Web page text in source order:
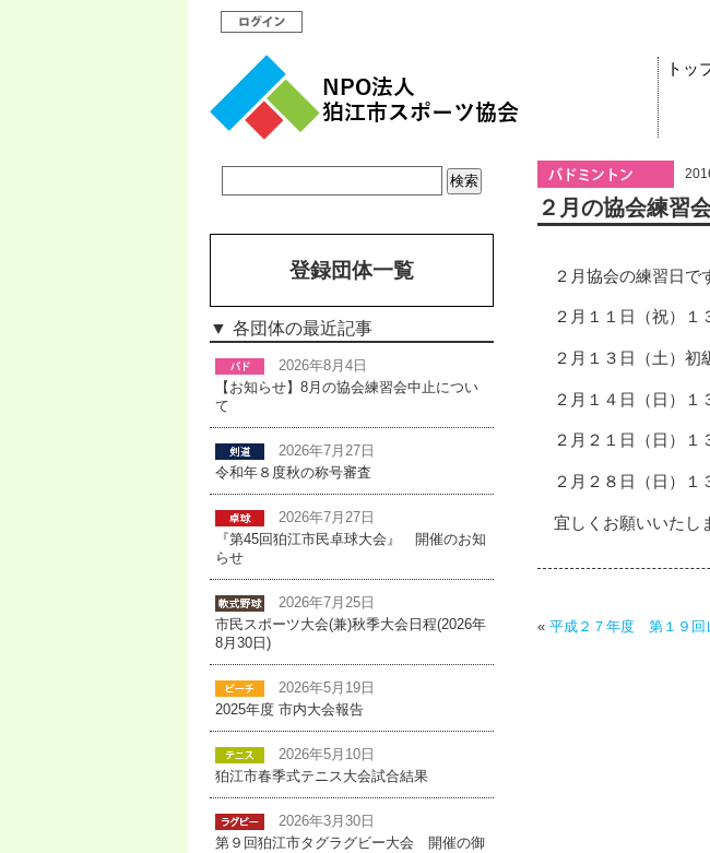
トッ
２月の協会練習
２月協会の練習日で
２月１１日（祝）
２月１３日（土）
２月１４日（日）
２月２１日（日）
２月２８日（日）
宜しくお願いいたし
« 平成２７年度 第１９回
登録団体一覧
各団体の最近記事
2026年8月4日
【お知らせ】8月の協会練習会中止につい
て
2026年7月27日
令和年８度秋の称号審査
2026年7月27日
『第45回狛江市民卓球大会』 開催のお知
らせ
2026年7月25日
市民スポーツ大会(兼)秋季大会日程(2026年
8月30日)
2026年5月19日
2025年度 市内大会報告
2026年5月10日
狛江市春季式テニス大会試合結果
2026年3月30日
第９回狛江市タグラグビー大会 開催の御